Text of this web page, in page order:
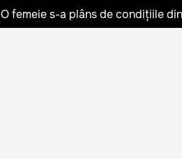
O femeie s-a plâns de condițiile